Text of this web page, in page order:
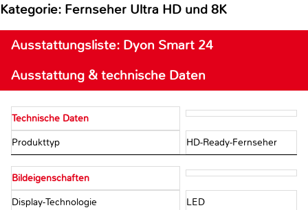
Kategorie: Fernseher Ultra HD und 8K
Ausstattungsliste: Dyon Smart 24
Ausstattung & technische Daten
Technische Daten
Produkttyp HD-Ready-Fernseher
Bildeigenschaften
Display-Technologie LED